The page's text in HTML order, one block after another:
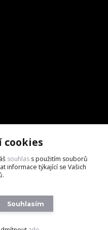
cookies
souhlas s použitím souborů
informace týkající se Vašich
Souhlasím